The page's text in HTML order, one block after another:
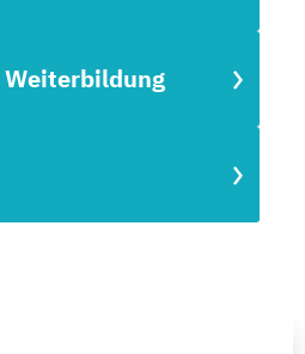
Weiterbildung